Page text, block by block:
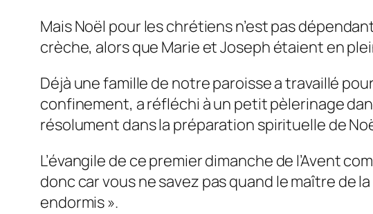
Mais Noël pour les chrétiens n’est pas
crèche, alors que Marie et Joseph étaient en
Déjà une famille de notre paroisse a travaillé
confinement, a réfléchi à un petit pèlerinage
résolument dans la préparation spirituelle de
L’évangile de ce premier dimanche de l’Avent
donc car vous ne savez pas quand le maître de
endormis ».